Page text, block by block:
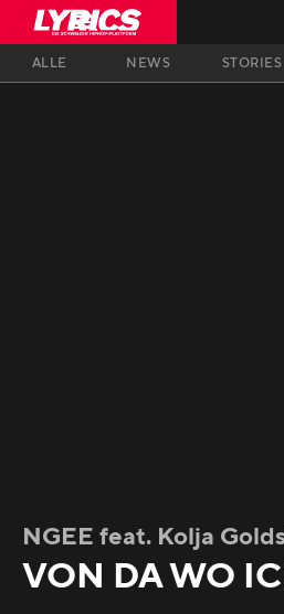
ALLE NEWS STORIES
NGEE feat. Kolja
VON DA WO